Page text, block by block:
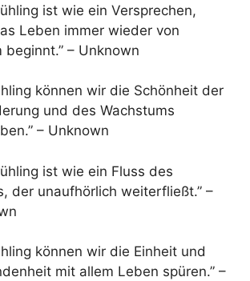
ist wie ein Versprechen,
Leben immer wieder von
beginnt.” – Unknown
können wir die Schönheit der
und des Wachstums
– Unknown
ist wie ein Fluss des
der unaufhörlich weiterfließt.” –
können wir die Einheit und
mit allem Leben spüren.” –